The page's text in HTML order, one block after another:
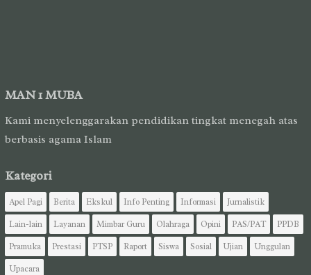
MAN 1 MUBA
Kami menyelenggarakan pendidikan tingkat menegah atas
berbasis agama Islam
Kategori
Apel Pagi Berita Ekskul Info Penting Informasi
Jurnalistik
Lain-lain
Layanan Mimbar Guru Olahraga Opini PAS/PAT
PPDB
Pramuka
Prestasi PTSP Raport Siswa Sosial Ujian
Unggulan
Upacara